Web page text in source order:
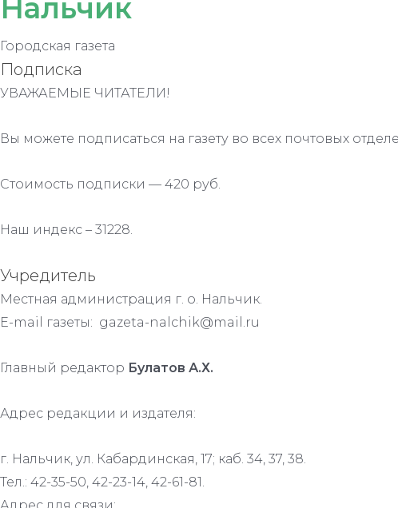
Нальчик
Городская газета
Подписка
УВАЖАЕМЫЕ ЧИТАТЕЛИ!
Вы можете подписаться на газету во всех почтовых
Стоимость подписки — 420 руб.
Наш индекс – 31228.
Учредитель
Местная администрация г. о. Нальчик.
E-mail газеты: gazeta-nalchik@mail.ru
Главный редактор Булатов А.Х.
Адрес редакции и издателя:
г. Нальчик, ул. Кабардинская, 17; каб. 34, 37, 38.
Тел.: 42-35-50, 42-23-14, 42-61-81.